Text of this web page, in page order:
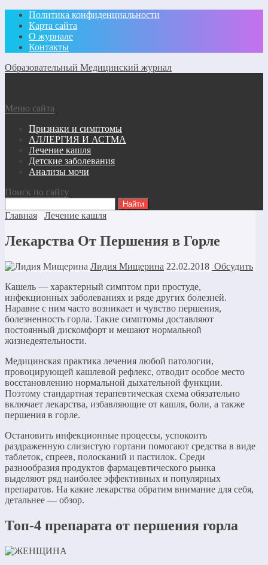
Политика конфиденциальности
Карта сайта
О журнале
Контакты
Образовательный Медицинский журнал
Меню сайта
Признаки и симптомы
АЛЛЕРГИЯ И АСТМА
Лечение кашля
Детские заболевания
Анализы мочи
Поиск по сайту
Главная Лечение кашля
Лекарства От Першения в Горле
Лидия Мищерина 22.02.2018 Обсудить
Кашель — характерный симптом при простуде,
инфекционных заболеваниях и ряде других болезней.
Наравне с ним часто возникает и чувство першения,
болезненность горла. Такие симптомы доставляют
постоянный дискомфорт и мешают нормальной
жизнедеятельности.
Медицинская практика лечения любой патологии,
провоцирующей кашлевой рефлекс, отводит особое место
восстановлению нормальной дыхательной функции.
Поэтому стандартная терапевтическая схема обязательно
включает лекарства, избавляющие от кашля, боли, а также
першения в горле.
Остановить инфекционные процессы, успокоить
раздраженную слизистую гортани помогают средства в виде
таблеток, спреев, полосканий и пастилок. Среди
разнообразия продуктов фармацевтического рынка
выделяют ряд наиболее эффективных и популярных
препаратов. На какие лекарства обратим внимание для себя,
детальнее — обзор.
Топ-4 препарата от першения горла